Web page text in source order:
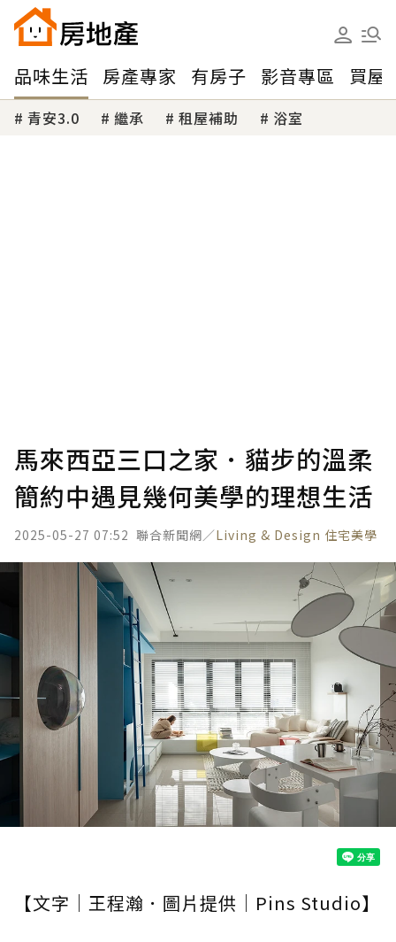
品味生活 房產專家 有房子 影音專區 買屋
青安3.0 繼承 租屋補助 浴室
馬來西亞三口之家．貓步的溫柔
簡約中遇見幾何美學的理想生活
2025-05-27 07:52 聯合新聞網／Living & Design 住宅美學
【文字｜王程瀚．圖片提供｜Pins Studio】